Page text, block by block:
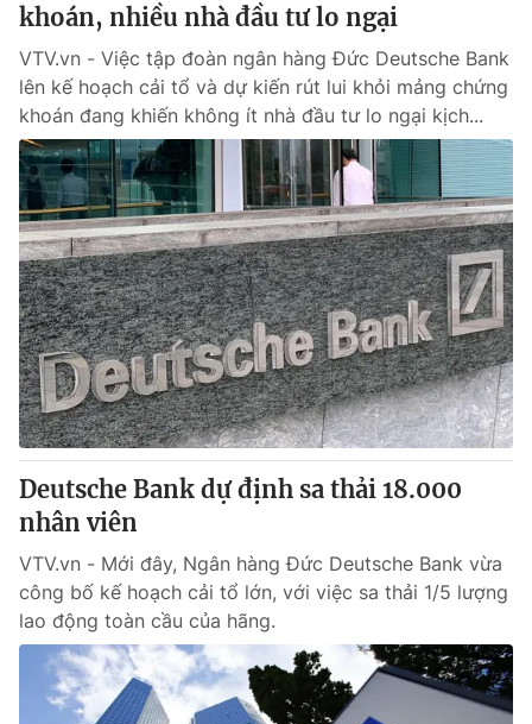
khoán, nhiều nhà đầu tư lo ngại
VTV.vn - Việc tập đoàn ngân hàng Đức Deutsche Bank
lên kế hoạch cải tổ và dự kiến rút lui khỏi mảng chứng
khoán đang khiến không ít nhà đầu tư lo ngại kịch...
Deutsche Bank dự định sa thải 18.000
nhân viên
VTV.vn - Mới đây, Ngân hàng Đức Deutsche Bank vừa
công bố kế hoạch cải tổ lớn, với việc sa thải 1/5 lượng
lao động toàn cầu của hãng.